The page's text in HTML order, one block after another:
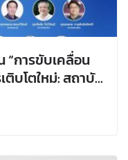
“การขับเคลื่อน
ติบโตใหม่: สถาบัน
ะ”